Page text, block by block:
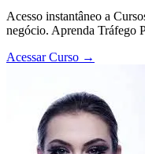
Acesso instantâneo a
negócio. Aprenda Tráfego
Acessar Curso →